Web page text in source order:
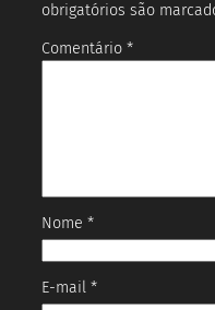
obrigatórios são
Comentário *
Nome *
E-mail *